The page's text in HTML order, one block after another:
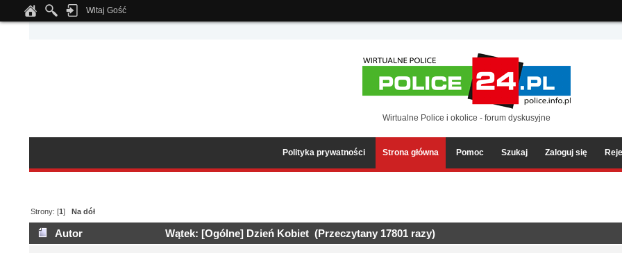
Notice: Undefined index: tapatalk_body_hook in
Witaj Gość
Wirtualne Police i okolice - forum dyskusyjne
Polityka prywatności Strona główna Pomoc Szukaj Zaloguj się
Strony: [1]Na dół
Autor Wątek: [Ogólne] Dzień Kobiet (Przeczytany 17801 razy)